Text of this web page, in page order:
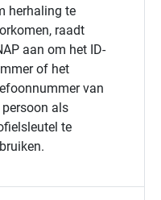
herhaling te
raadt
aan om het ID-
of het
van
persoon als
te